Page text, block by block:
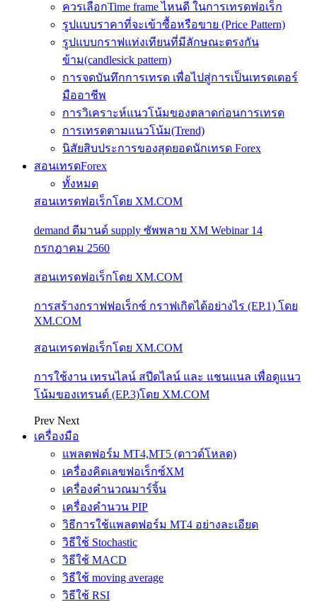
ควรเลือกTime frame ไหนดี ในการเทรดฟอเร็ก
รูปแบบราคาที่จะเข้าซื้อหรือขาย (Price Pattern)
รูปแบบกราฟแท่งเทียนที่มีลักษณะตรงกัน
ข้าม(candlesick pattern)
การจดบันทึกการเทรด เพื่อไปสู่การเป็นเทรดเดอร์
มืออาชีพ
การวิเคราะห์แนวโน้มของตลาดก่อนการเทรด
การเทรดตามแนวโน้ม(Trend)
นิสัยสิบประการของสุดยอดนักเทรด Forex
สอนเทรดForex
ทั้งหมด
สอนเทรดฟอเร็กโดย XM.COM
demand ดีมานด์ supply ซัพพลาย XM Webinar 14
กรกฎาคม 2560
สอนเทรดฟอเร็กโดย XM.COM
การสร้างกราฟฟอเร็กซ์ กราฟเกิดได้อย่างไร (EP.1) โดย
XM.COM
สอนเทรดฟอเร็กโดย XM.COM
การใช้งาน เทรนไลน์ สปีดไลน์ และ แชนแนล เพื่อดูแนว
โน้มของเทรนด์ (EP.3)โดย XM.COM
Prev Next
เครื่องมือ
แพลตฟอร์ม MT4,MT5 (ดาวด์โหลด)
เครื่องคิดเลขฟอเร็กซ์XM
เครื่องคำนวณมาร์จิ้น
เครื่องคำนวน PIP
วิธีการใช้แพลตฟอร์ม MT4 อย่างละเอียด
วิธีใช้ Stochastic
วิธีใช้ MACD
วิธีใช้ moving average
วิธีใช้ RSI